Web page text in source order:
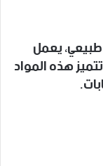
أكثر من 400 مركب طبيعي، يعمل
هذه المواد